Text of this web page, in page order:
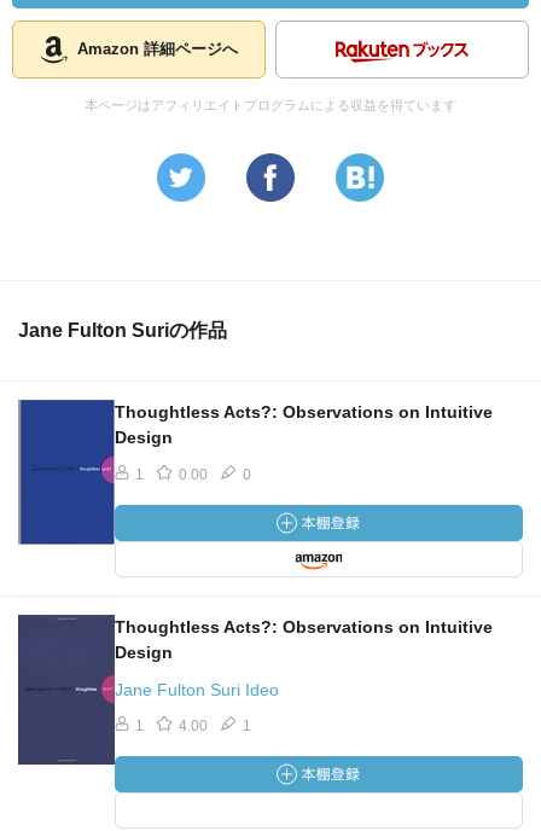
Amazon 詳細ページへ
本ページはアフィリエイトプログラムによる収益を得ています
Jane Fulton Suriの作品
Thoughtless Acts?: Observations on Intuitive
Design
1 0.00 0
Thoughtless Acts?: Observations on Intuitive
Design
Jane Fulton Suri Ideo
1 4.00 1